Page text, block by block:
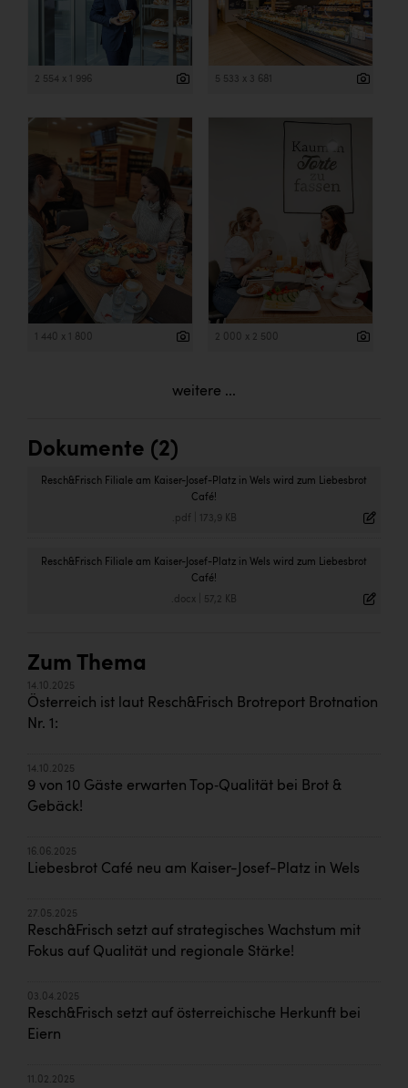
2 554 x 1 996 5 533 x 3 681
1 440 x 1 800 2 000 x 2 500
weitere ...
Dokumente (2)
Resch&Frisch Filiale am Kaiser-Josef-Platz in Wels wird zum Liebesbrot
Café!
.pdf 173,9 KB
Resch&Frisch Filiale am Kaiser-Josef-Platz in Wels wird zum Liebesbrot
Café!
.docx 57,2 KB
Zum Thema
14.10.2025
Österreich ist laut Resch&Frisch Brotreport Brotnation
Nr. 1:
14.10.2025
9 von 10 Gäste erwarten Top‑Qualität bei Brot &
Gebäck!
16.06.2025
Liebesbrot Café neu am Kaiser-Josef-Platz in Wels
27.05.2025
Resch&Frisch setzt auf strategisches Wachstum mit
Fokus auf Qualität und regionale Stärke!
03.04.2025
Resch&Frisch setzt auf österreichische Herkunft bei
Eiern
11.02.2025